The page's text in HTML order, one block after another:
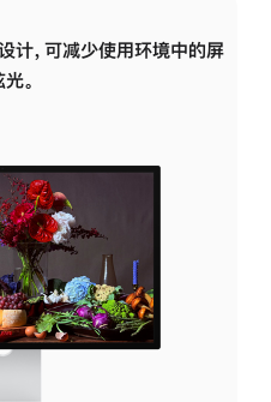
计，可减少使用环境中的屏
。